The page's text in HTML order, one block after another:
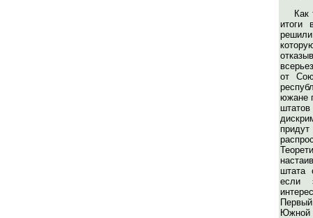
Как
итоги
от
южане
штата
если
Южной